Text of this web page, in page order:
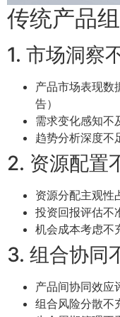
传统产品
1. 市场洞察
产品市场表现数
告）
需求变化感知不
趋势分析深度不
2. 资源配置
资源分配主观性
投资回报评估不
机会成本考虑不
3. 组合协同
产品间协同效应
组合风险分散不